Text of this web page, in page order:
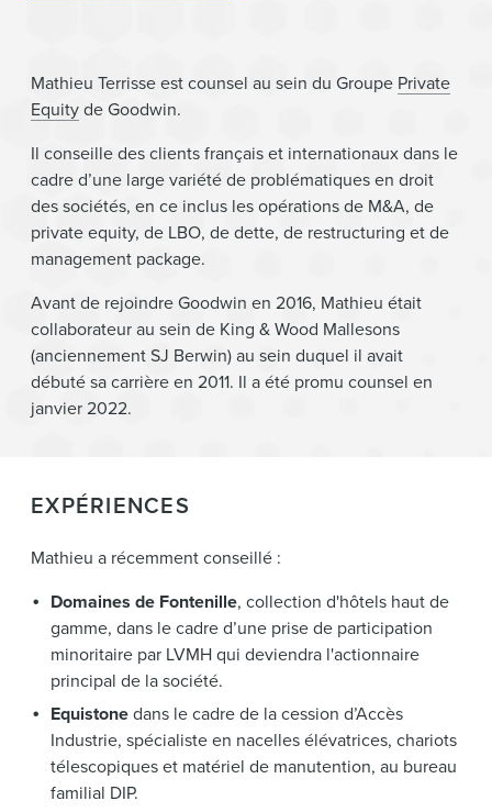
Mathieu Terrisse est counsel au sein du Groupe Private
Equityde Goodwin.
Il conseille des clients français et internationaux dans le
cadre d’une large variété de problématiques en droit
des sociétés, en ce inclus les opérations de M&A, de
private equity, de LBO, de dette, de restructuring et de
management package.
Avant de rejoindre Goodwin en 2016, Mathieu était
collaborateur au sein de King & Wood Mallesons
(anciennement SJ Berwin) au sein duquel il avait
débuté sa carrière en 2011. Il a été promu counsel en
janvier 2022.
EXPÉRIENCES
Mathieu a récemment conseillé :
Domaines de Fontenille, collection d'hôtels haut de
gamme, dans le cadre d’une prise de participation
minoritaire par LVMH qui deviendra l'actionnaire
principal de la société.
Equistonedans le cadre de la cession d’Accès
Industrie, spécialiste en nacelles élévatrices, chariots
télescopiques et matériel de manutention, au bureau
familial DIP.